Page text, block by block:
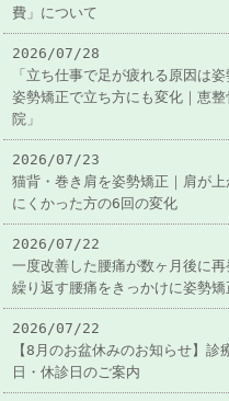
費」について
2026/07/28
「立ち仕事で足が疲れる原因は姿
姿勢矯正で立ち方にも変化｜恵整
院」
2026/07/23
猫背・巻き肩を姿勢矯正｜肩が上
にくかった方の6回の変化
2026/07/22
一度改善した腰痛が数ヶ月後に再
繰り返す腰痛をきっかけに姿勢矯
2026/07/22
【8月のお盆休みのお知らせ】診
日・休診日のご案内